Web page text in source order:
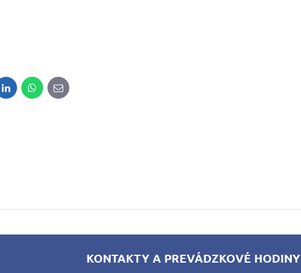
LinkedInWhatsApp
E-
mail
KONTAKTY A PREVÁDZKOVÉ HODINY